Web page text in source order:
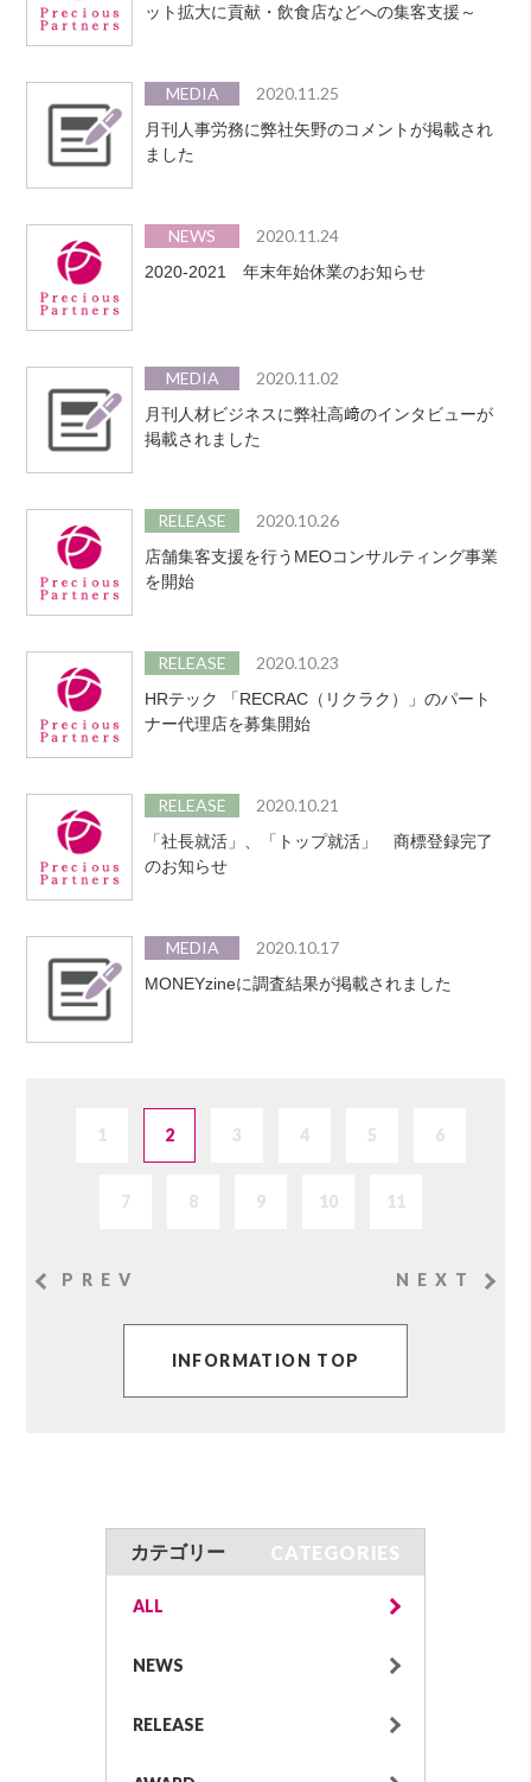
ット拡大に貢献・飲食店などへの集客支援～
MEDIA 2020.11.25
月刊人事労務に弊社矢野のコメントが掲載され
ました
NEWS 2020.11.24
2020-2021 年末年始休業のお知らせ
MEDIA 2020.11.02
月刊人材ビジネスに弊社高﨑のインタビューが
掲載されました
RELEASE 2020.10.26
店舗集客支援を行うMEOコンサルティング事業
を開始
RELEASE 2020.10.23
HRテック 「RECRAC（リクラク）」のパート
ナー代理店を募集開始
RELEASE 2020.10.21
「社長就活」、「トップ就活」 商標登録完了
のお知らせ
MEDIA 2020.10.17
MONEYzineに調査結果が掲載されました
PREV
1 2 3 4 5 6
7 8 9 10 11
NEXT
INFORMATION TOP
カテゴリー CATEGORIES
ALL
NEWS
RELEASE